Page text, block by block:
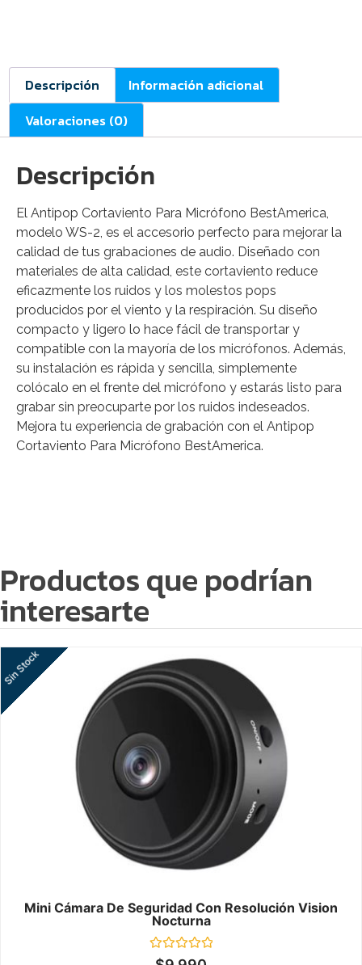
Descripción
Información adicional
Valoraciones (0)
Descripción
El Antipop Cortaviento Para Micrófono BestAmerica,
modelo WS-2, es el accesorio perfecto para mejorar la
calidad de tus grabaciones de audio. Diseñado con
materiales de alta calidad, este cortaviento reduce
eficazmente los ruidos y los molestos pops
producidos por el viento y la respiración. Su diseño
compacto y ligero lo hace fácil de transportar y
compatible con la mayoría de los micrófonos. Además,
su instalación es rápida y sencilla, simplemente
colócalo en el frente del micrófono y estarás listo para
grabar sin preocuparte por los ruidos indeseados.
Mejora tu experiencia de grabación con el Antipop
Cortaviento Para Micrófono BestAmerica.
Productos que podrían
interesarte
Mini Cámara De Seguridad Con Resolución Vision
Nocturna
Valorado
Sin Stock